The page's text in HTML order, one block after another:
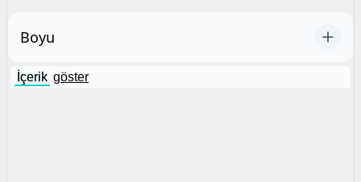
Boyu
İçerik göster